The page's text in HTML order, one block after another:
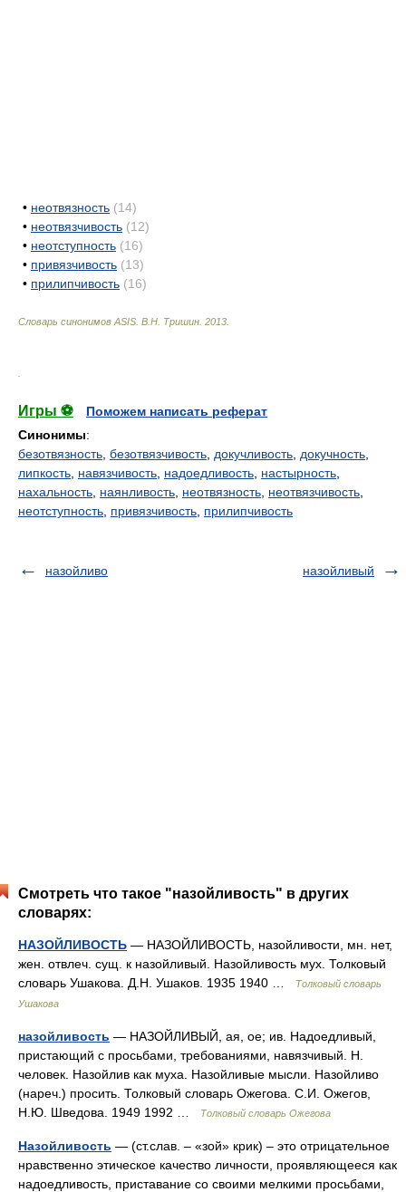
• неотвязность (14)
• неотвязчивость (12)
• неотступность (16)
• привязчивость (13)
• прилипчивость (16)
Словарь синонимов ASIS. В.Н. Тришин 2013
Игры ⚽
Поможем написать реферат
Синонимы:
безотвязность безотвязчивость докучливость докучность
липкость навязчивость надоедливость настырность
нахальность наянливость неотвязность неотвязчивость
неотступность привязчивость прилипчивость
назойливо назойливый
Смотреть что такое "назойливость" в других
словарях:
НАЗОЙЛИВОСТЬ — НАЗОЙЛИВОСТЬ, назойливости, мн. нет,
жен. отвлеч. сущ. к назойливый. Назойливость мух. Толковый
словарь Ушакова. Д.Н. Ушаков. 1935 1940 …
Толковый словарь
Ушакова
назойливость — НАЗОЙЛИВЫЙ, ая, ое; ив. Надоедливый,
пристающий с просьбами, требованиями, навязчивый. Н.
человек. Назойлив как муха. Назойливые мысли. Назойливо
(нареч.) просить. Толковый словарь Ожегова. С.И. Ожегов,
Н.Ю. Шведова. 1949 1992 …
Толковый словарь Ожегова
Назойливость — (ст.слав. – «зой» крик) – это отрицательное
нравственно этическое качество личности, проявляющееся как
надоедливость, приставание со своими мелкими просьбами,